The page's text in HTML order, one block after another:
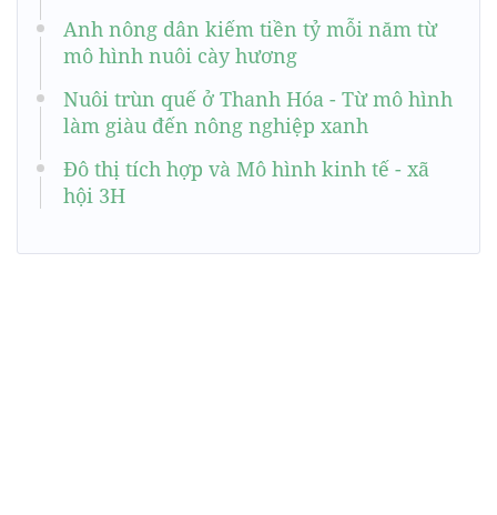
Anh nông dân kiếm tiền tỷ mỗi năm từ
mô hình nuôi cày hương
Nuôi trùn quế ở Thanh Hóa - Từ mô hình
làm giàu đến nông nghiệp xanh
Đô thị tích hợp và Mô hình kinh tế - xã
hội 3H